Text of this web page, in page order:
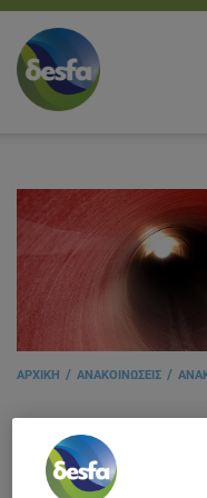
ΑΡΧΙΚΗ ΑΝΑΚΟΙΝΩΣΕΙΣ